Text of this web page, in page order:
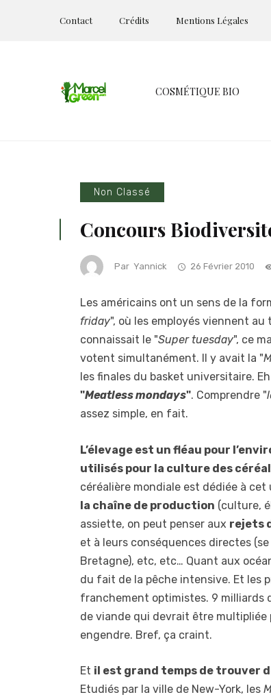
Contact Crédits Mentions Légales
COSMÉTIQUE BIO
Non Classé
Concours
Par Yannick 26 Février 2010
Les américains ont un sens de la
friday", où les employés viennent
connaissait le "Super tuesday", ce
votent simultanément. Il y avait la "
les finales du basket universitaire.
"Meatless mondays". Comprendre "
assez simple, en fait.
L’élevage est un fléau pour
utilisés pour la culture des
céréalière mondiale est dédiée à cet
la chaîne de production (culture,
assiette, on peut penser aux rejets
et à leurs conséquences directes
Bretagne), etc, etc… Quant aux
du fait de la pêche intensive. Et les
franchement optimistes. 9 milliards
de viande qui devrait être
engendre. Bref, ça craint.
Et il est grand temps de trouver
Etudiés par la ville de New-York, les